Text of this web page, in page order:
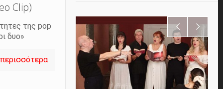
Clip)
της pop
δυο»